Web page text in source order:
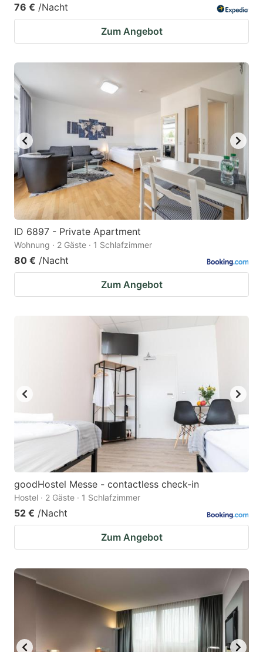
76 € /Nacht
Zum Angebot
ID 6897 - Private Apartment
Wohnung · 2 Gäste · 1 Schlafzimmer
80 € /Nacht
Zum Angebot
goodHostel Messe - contactless check-in
Hostel · 2 Gäste · 1 Schlafzimmer
52 € /Nacht
Zum Angebot